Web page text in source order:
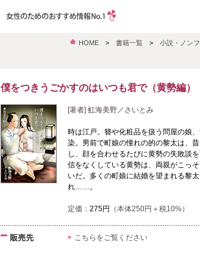
HOME > 書籍一覧 > 小説・ノン
僕をつきうごかすのはいつも君で（黄勢編）
[著者] 虹海美野／さいとみ
時は江戸。簪や化粧品を扱う問屋の娘
染。男前で町娘の憧れの的の黎太は、
し、顔を合わせるたびに黄勢の失敗談
信をなくしている黄勢は、両親がこっ
いだ。多くの町娘に結婚を望まれる黎
れ……。
定価： 275円 （本体250円＋税10%）
こちらをご覧ください